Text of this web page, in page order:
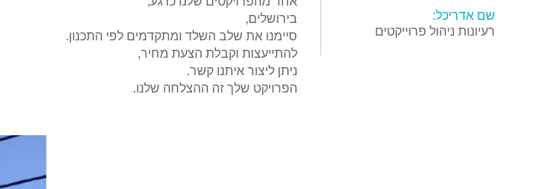
שם אדריכל:
רעיונות ניהול פרוייקטים
הפרויקט שלך זה ההצלחה שלנו.